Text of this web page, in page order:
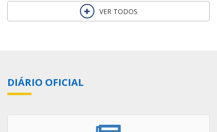
VER TODOS
DIÁRIO OFICIAL